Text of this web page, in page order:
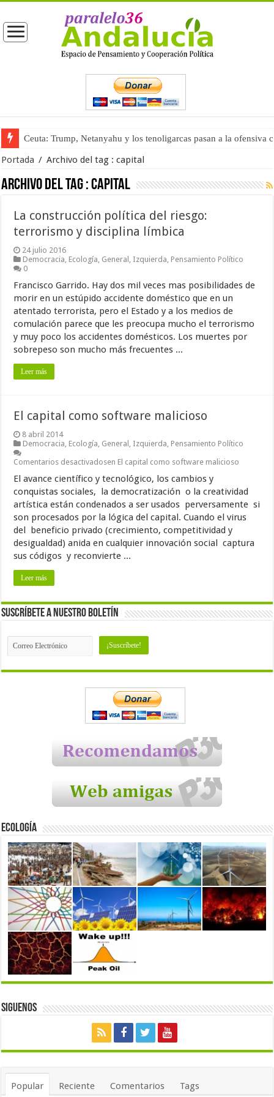
Ceuta: Trump, Netanyahu y los tenoligarcas pasan a la ofensiva
Portada / Archivo del tag :capital
Archivo del tag :capital
La construcción política del riesgo:
terrorismo y disciplina límbica
24 julio 2016
Democracia, Ecología, General , Izquierda, Pensamiento Político
0
Francisco Garrido. Hay dos mil veces mas posibilidades de
morir en un estúpido accidente doméstico que en un
atentado terrorista, pero el Estado y a los medios de
comulación parece que les preocupa mucho el terrorismo
y muy poco los accidentes domésticos. Los muertes por
sobrepeso son mucho más frecuentes ...
Leer más
El capital como software malicioso
8 abril 2014
Democracia, Ecología, General , Izquierda, Pensamiento Político
Comentarios desactivadosen El capital como software malicioso
El avance científico y tecnológico, los cambios y
conquistas sociales, la democratización o la creatividad
artística están condenados a ser usados perversamente si
son procesados por la lógica del capital. Cuando el virus
del beneficio privado (crecimiento, competitividad y
desigualdad) anida en cualquier innovación social captura
sus códigos y reconvierte ...
Leer más
Suscríbete a nuestro Boletín
Ecología
Siguenos
Popular Reciente Comentarios Tags